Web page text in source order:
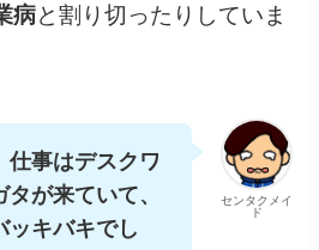
病と割り切ったりしていま
センタクメイ
ド
仕事はデスクワ
が来ていて、
ッキバキでし